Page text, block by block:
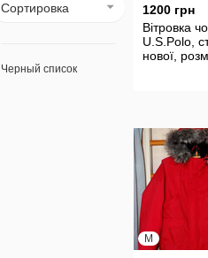
Сортировка
Черный список
1200 грн
Вітровка
U.S.Polo,
нової,
M